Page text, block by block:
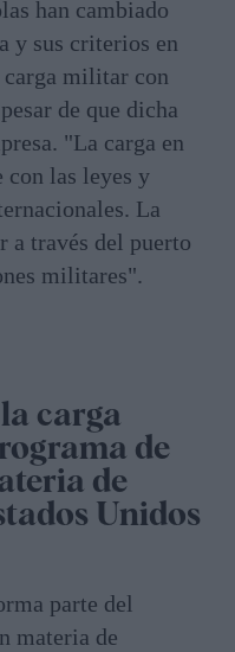
han cambiado
y sus criterios en
militar con
de que dicha
"La carga en
con las leyes y
La
a través del puerto
militares".
carga
de
de
Unidos
parte del
materia de